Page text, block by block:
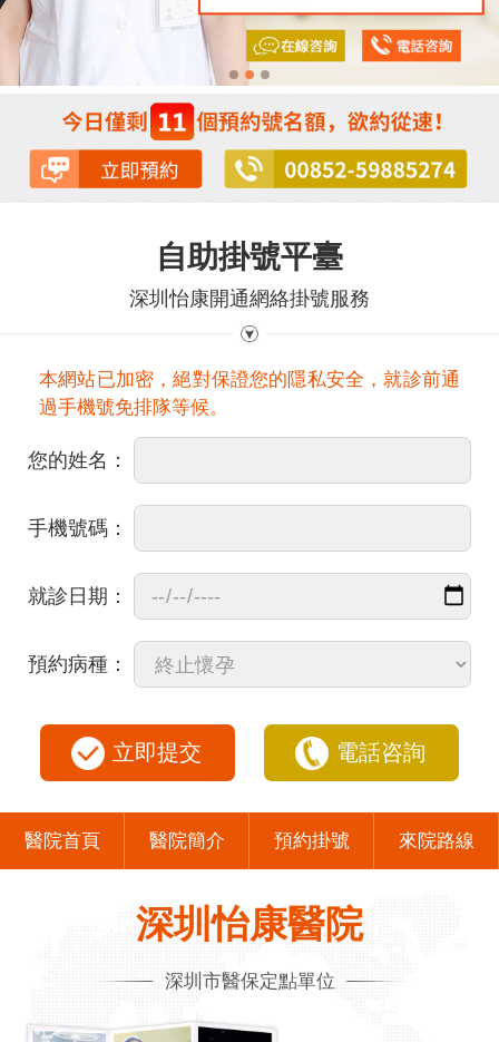
自助掛號平臺
深圳怡康開通網絡掛號服務
本網站已加密，絕對保證您的隱私安全，就診前通
過手機號免排隊等候。
您的姓名：
手機號碼：
就診日期：
預約病種：
立即提交 電話咨詢
醫院首頁 醫院簡介 預約掛號 來院路線
深圳怡康醫院
深圳市醫保定點單位